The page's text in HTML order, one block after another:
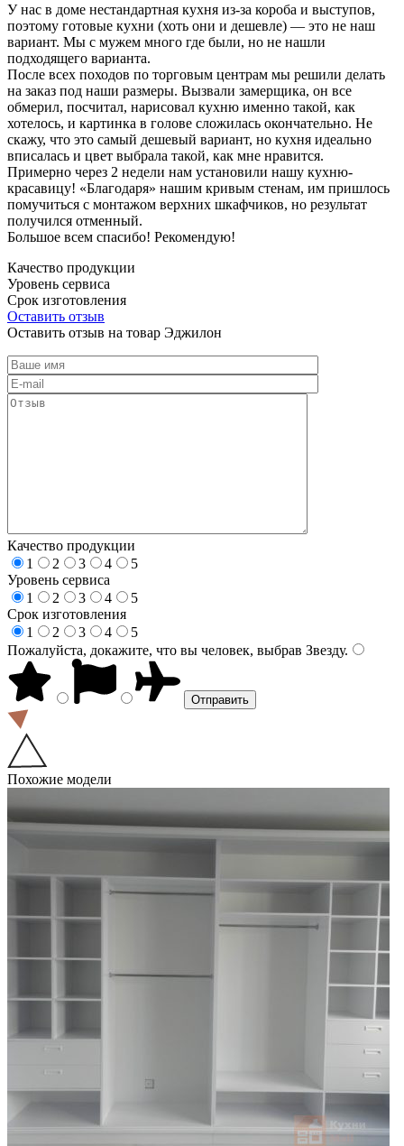
У нас в доме нестандартная кухня из-за короба и выступов,
поэтому готовые кухни (хоть они и дешевле) — это не наш
вариант. Мы с мужем много где были, но не нашли
подходящего варианта.
После всех походов по торговым центрам мы решили делать
на заказ под наши размеры. Вызвали замерщика, он все
обмерил, посчитал, нарисовал кухню именно такой, как
хотелось, и картинка в голове сложилась окончательно. Не
скажу, что это самый дешевый вариант, но кухня идеально
вписалась и цвет выбрала такой, как мне нравится.
Примерно через 2 недели нам установили нашу кухню-
красавицу! «Благодаря» нашим кривым стенам, им пришлось
помучиться с монтажом верхних шкафчиков, но результат
получился отменный.
Большое всем спасибо! Рекомендую!
Качество продукции
Уровень сервиса
Срок изготовления
Оставить отзыв
Оставить отзыв на товар Эджилон
Качество продукции
1
2 3 4
5
Уровень сервиса
1
2 3 4
5
Срок изготовления
1
2 3 4
5
Пожалуйста, докажите, что вы человек, выбрав Звезду.
Похожие модели